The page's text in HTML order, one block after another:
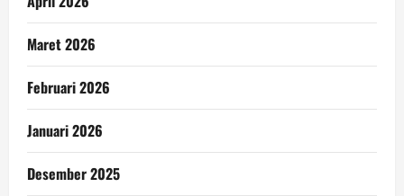
Maret 2026
Februari 2026
Januari 2026
Desember 2025